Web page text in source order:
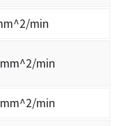
min
min
min